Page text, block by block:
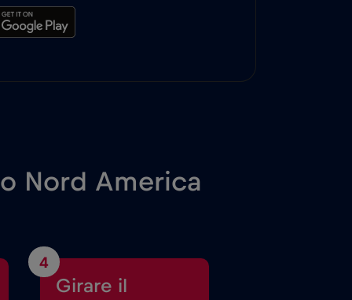
Nord America
4
Girare il